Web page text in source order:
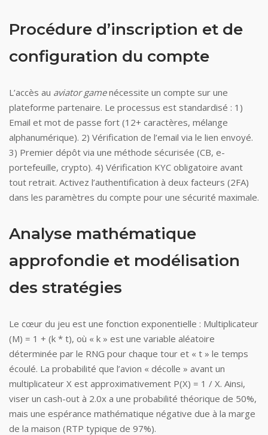
Procédure d’inscription et de
configuration du compte
L’accès au aviator gamenécessite un compte sur une
plateforme partenaire. Le processus est standardisé : 1)
Email et mot de passe fort (12+ caractères, mélange
alphanumérique). 2) Vérification de l’email via le lien envoyé.
3) Premier dépôt via une méthode sécurisée (CB, e-
portefeuille, crypto). 4) Vérification KYC obligatoire avant
tout retrait. Activez l’authentification à deux facteurs (2FA)
dans les paramètres du compte pour une sécurité maximale.
Analyse mathématique
approfondie et modélisation
des stratégies
Le cœur du jeu est une fonction exponentielle : Multiplicateur
(M) = 1 + (k * t), où « k » est une variable aléatoire
déterminée par le RNG pour chaque tour et « t » le temps
écoulé. La probabilité que l’avion « décolle » avant un
multiplicateur X est approximativement P(X) = 1 / X. Ainsi,
viser un cash-out à 2.0x a une probabilité théorique de 50%,
mais une espérance mathématique négative due à la marge
de la maison (RTP typique de 97%).